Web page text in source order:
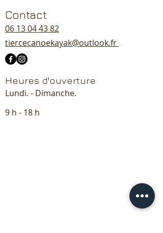
Contact
06 13 04 43 82
tiercecanoekayak@outlook.fr
Heures d'ouverture
Lundi. - Dimanche.
9 h - 18 h